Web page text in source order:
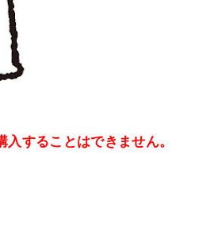
することはできません。